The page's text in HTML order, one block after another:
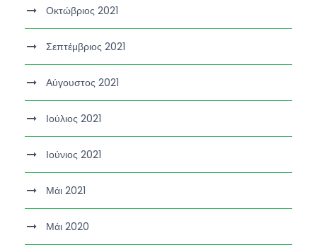
Οκτώβριος 2021
Σεπτέμβριος 2021
Αύγουστος 2021
Ιούλιος 2021
Ιούνιος 2021
Μάι 2021
Μάι 2020